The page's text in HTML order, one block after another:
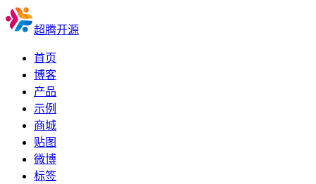
超腾开源
首页
博客
产品
示例
商城
贴图
微博
标签